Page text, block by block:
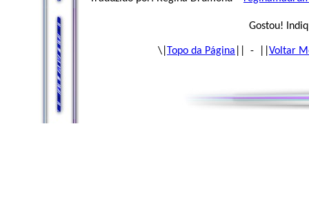
Gostou!
\| Topo da Página || - || Voltar